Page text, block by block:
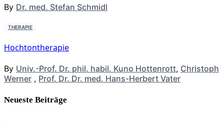
By Dr. med. Stefan Schmidl
THERAPIE
Hochtontherapie
By Univ.-Prof. Dr. phil. habil. Kuno Hottenrott, Christoph
Werner , Prof. Dr. Dr. med. Hans-Herbert Vater
Neueste Beiträge